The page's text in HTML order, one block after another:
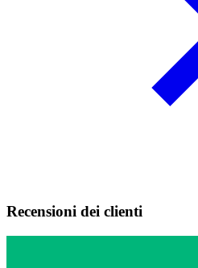
Recensioni dei clienti